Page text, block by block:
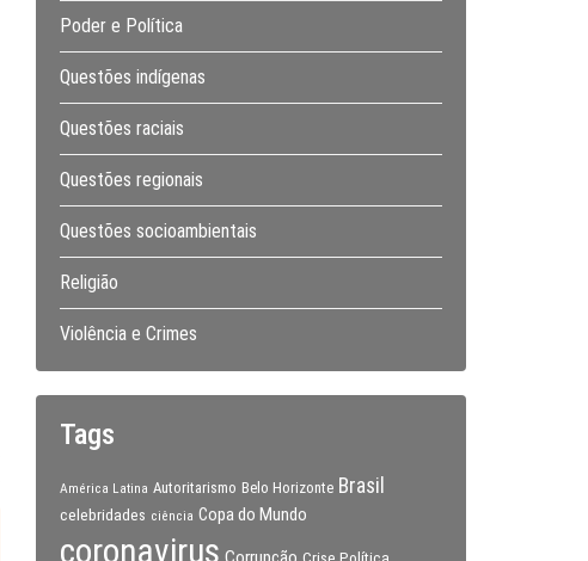
Poder e Política
Questões indígenas
Questões raciais
Questões regionais
Questões socioambientais
Religião
Violência e Crimes
Tags
América Latina Autoritarismo Belo Horizonte Brasil
celebridades ciência Copa do Mundo
coronavirus